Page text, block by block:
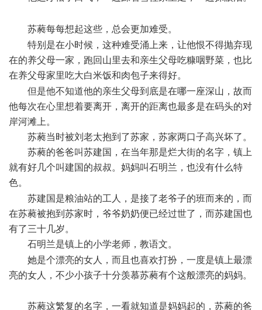
苏蕤每每想起这些，总会更加难受。
特别是在小时候，这种难受涌上来，让他恨不得抛弃现
在的养父母一家，跑回山里去和亲生父母吃糠咽野菜，也比
在养父母家里吃大白米饭和肉包子来得好。
但是他不知道他的亲生父母到底是在哪一座深山，故而
他每次在心里想着要离开，离开的距离也最多是在码头的对
岸河滩上。
苏蕤当时被刘老太抱到了苏家，苏家两口子高兴坏了。
苏蕤的爸爸叫苏建国，在当年那是烂大街的名字，镇上
就有好几个叫建国的叔叔。妈妈叫石明兰，也没有什么特
色。
苏建国是粮油站的工人，是接了老爷子的班而来的，而
在苏蕤被抱到苏家时，爷爷奶奶便已经过世了，而苏建国也
有了三十几岁。
石明兰是镇上的小学老师，教语文。
她是个漂亮的女人，而且也喜欢打扮，一度是镇上最漂
亮的女人，不少小孩子十分羡慕苏蕤有个这般漂亮的妈妈。
苏蕤这繁复的名字，一看就知道是妈妈起的，苏蕤的爸